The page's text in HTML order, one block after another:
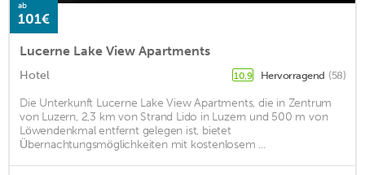
ab
101€
Lucerne Lake View Apartments
Hotel 10,9 Hervorragend (58)
Die Unterkunft Lucerne Lake View Apartments, die in Zentrum
von Luzern, 2,3 km von Strand Lido in Luzern und 500 m von
Löwendenkmal entfernt gelegen ist, bietet
Übernachtungsmöglichkeiten mit kostenlosem ...